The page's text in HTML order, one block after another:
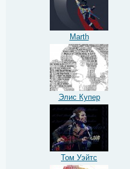
Marth
Элис Купер
Том Уэйтс